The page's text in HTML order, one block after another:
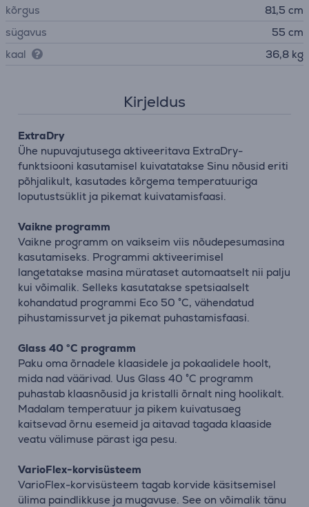
kõrgus
81,5 cm
sügavus
55 cm
kaal
36,8 kg
Kirjeldus
ExtraDry
Ühe nupuvajutusega aktiveeritava ExtraDry-
funktsiooni kasutamisel kuivatatakse Sinu nõusid eriti
põhjalikult, kasutades kõrgema temperatuuriga
loputustsüklit ja pikemat kuivatamisfaasi.
Vaikne programm
Vaikne programm on vaikseim viis nõudepesumasina
kasutamiseks. Programmi aktiveerimisel
langetatakse masina mürataset automaatselt nii palju
kui võimalik. Selleks kasutatakse spetsiaalselt
kohandatud programmi Eco 50 °C, vähendatud
pihustamissurvet ja pikemat puhastamisfaasi.
Glass 40 °C programm
Paku oma õrnadele klaasidele ja pokaalidele hoolt,
mida nad väärivad. Uus Glass 40 °C programm
puhastab klaasnõusid ja kristalli õrnalt ning hoolikalt.
Madalam temperatuur ja pikem kuivatusaeg
kaitsevad õrnu esemeid ja aitavad tagada klaaside
veatu välimuse pärast iga pesu.
VarioFlex-korvisüsteem
VarioFlex-korvisüsteem tagab korvide käsitsemisel
ülima paindlikkuse ja mugavuse. See on võimalik tänu